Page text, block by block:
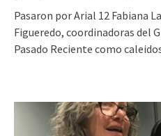
Pasaron por Arial 12 Fabiana
Figueredo, coordinadoras del
Pasado Reciente como